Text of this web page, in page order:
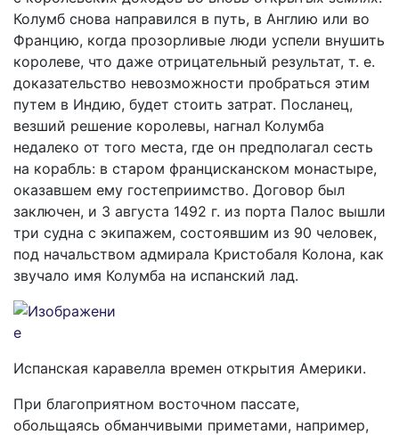
Колумб снова направился в путь, в Англию или во
Францию, когда прозорливые люди успели внушить
королеве, что даже отрицательный результат, т. е.
доказательство невозможности пробраться этим
путем в Индию, будет стоить затрат. Посланец,
везший решение королевы, нагнал Колумба
недалеко от того места, где он предполагал сесть
на корабль: в старом францисканском монастыре,
оказавшем ему гостеприимство. Договор был
заключен, и 3 августа 1492 г. из порта Палос вышли
три судна с экипажем, состоявшим из 90 человек,
под начальством адмирала Кристобаля Колона, как
звучало имя Колумба на испанский лад.
Испанская каравелла времен открытия Америки.
При благоприятном восточном пассате,
обольщаясь обманчивыми приметами, например,